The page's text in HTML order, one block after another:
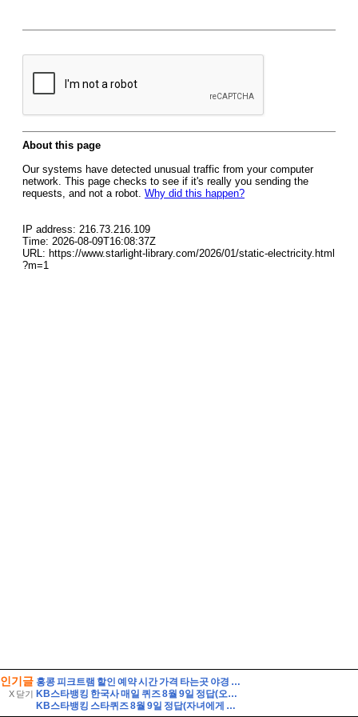
인기글
X 닫기
홍콩 피크트램 할인 예약 시간 가격 타는곳 야경 자리 꿀팁
KB스타뱅킹 한국사 매일 퀴즈 8월 9일 정답(오랜 기간 발해의 수도였던 상경성에서 발견된 온돌 시설과 불상, 기와 등을 통해 발해가 고구려를 계승한 것을 알 수 있다)
KB스타뱅킹 스타퀴즈 8월 9일 정답(자녀에게 증여 후 납부할 세액이 없더라도 가급적이면 신고를 해두는 것이 좋다)